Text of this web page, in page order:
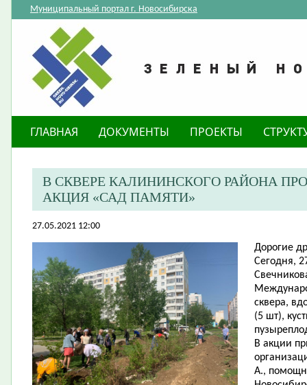
Муниципальный портал г. Новосибирска
ГЛАВНАЯ ДОКУМЕНТЫ ПРОЕКТЫ
В СКВЕРЕ КАЛИНИНСКОГО РАЙОНА
АКЦИЯ «САД ПАМЯТИ»
27.05.2021 12:00
Дорогие
Сегодня,
сквера,
(5 шт),
В акции
А.,